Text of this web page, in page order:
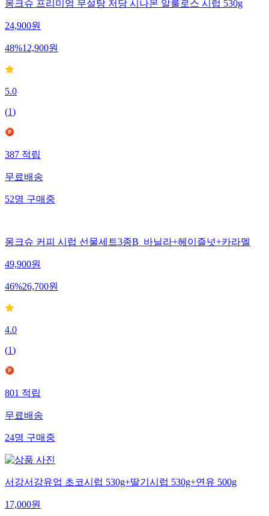
몽크슈 프리미엄 무설탕 저당 시나몬 알룰로스 시럽 530g
24,900원
48%12,900원
5.0
(1)
387적립
무료배송
52명구매중
몽크슈 커피 시럽 선물세트3종B_바닐라+헤이즐넛+카라멜
49,900원
46%26,700원
4.0
(1)
801적립
무료배송
24명구매중
서강서강유업 초코시럽 530g+딸기시럽 530g+연유 500g
17,000원